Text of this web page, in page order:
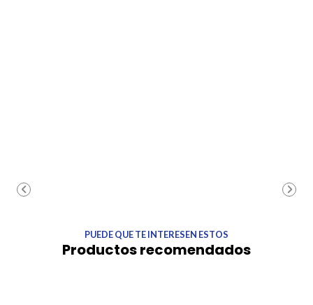
PUEDE QUE TE INTERESEN ESTOS
Productos recomendados